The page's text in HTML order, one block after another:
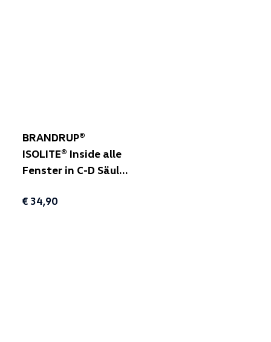
BRANDRUP®
ISOLITE® Inside alle
Fenster in C-D Säule
€ 34,90